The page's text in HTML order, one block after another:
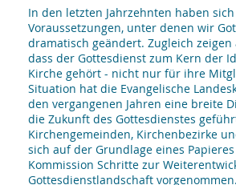
In den letzten Jahrzehnten haben
Voraussetzungen, unter denen wir
dramatisch geändert. Zugleich zeigen
dass der Gottesdienst zum Kern der
Kirche gehört - nicht nur für ihre
Situation hat die Evangelische
den vergangenen Jahren eine breite
die Zukunft des Gottesdienstes
Kirchengemeinden, Kirchenbezirke
sich auf der Grundlage eines
Kommission Schritte zur
Gottesdienstlandschaft vorgenommen.